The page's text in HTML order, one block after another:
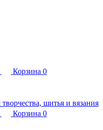
Корзина 0
Корзина 0